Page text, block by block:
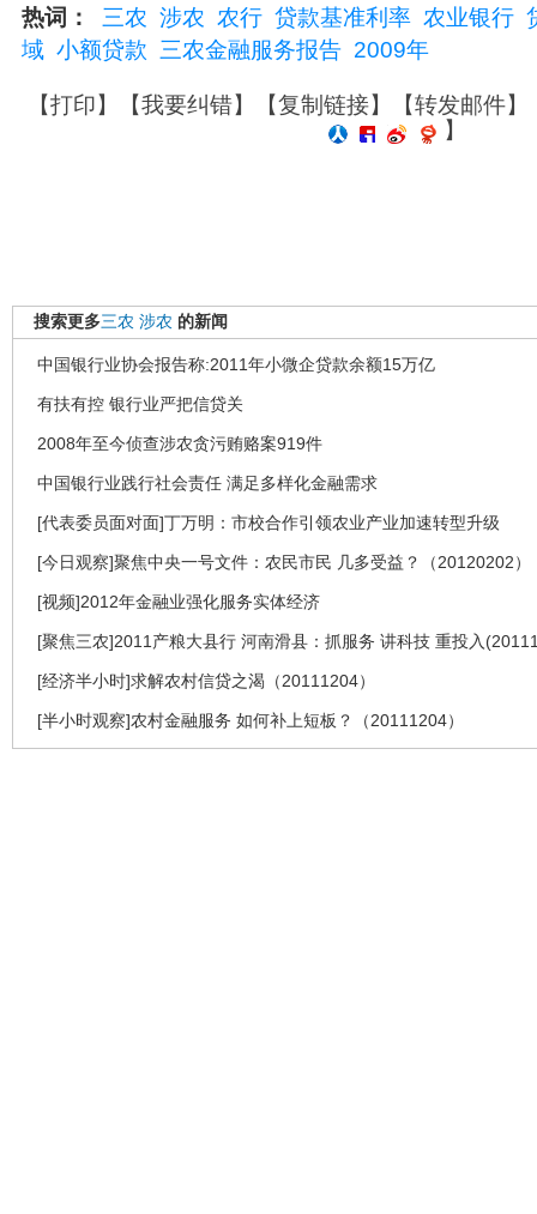
热词： 三农 涉农 农行 贷款基准利率 农业银行
域 小额贷款 三农金融服务报告 2009年
【打印】【我要纠错】【复制链接】【转发邮件】
】
搜索更多三农 涉农 的新闻
中国银行业协会报告称:2011年小微企贷款余额15万亿
有扶有控 银行业严把信贷关
2008年至今侦查涉农贪污贿赂案919件
中国银行业践行社会责任 满足多样化金融需求
[代表委员面对面]丁万明：市校合作引领农业产业加速转型升级
[今日观察]聚焦中央一号文件：农民市民 几多受益？（20120202）
[视频]2012年金融业强化服务实体经济
[聚焦三农]2011产粮大县行 河南滑县：抓服务 讲科技 重投入
[经济半小时]求解农村信贷之渴（20111204）
[半小时观察]农村金融服务 如何补上短板？（20111204）